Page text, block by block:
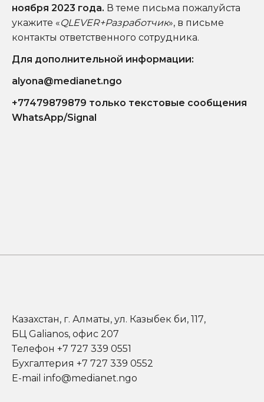
ноября 2023 года. В теме письма пожалуйста
укажите «QLEVER+Разработчик», в письме
контакты ответственного сотрудника.
Для дополнительной информации:
alyona@medianet.ngo
+77479879879 только текстовые сообщения
WhatsApp/Signal
Казахстан, г. Алматы, ул. Казыбек би, 117,
БЦ Galianos, офис 207
Телефон +7 727 339 0551
Бухгалтерия +7 727 339 0552
E-mail info@medianet.ngo